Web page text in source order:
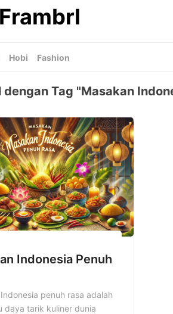
Frambrl
Hobi Fashion
Tag "Masakan
Indonesia Penuh
penuh rasa adalah
daya tarik kuliner dunia